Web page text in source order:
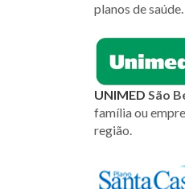
planos de saúde.
UNIMED São
família ou
região.